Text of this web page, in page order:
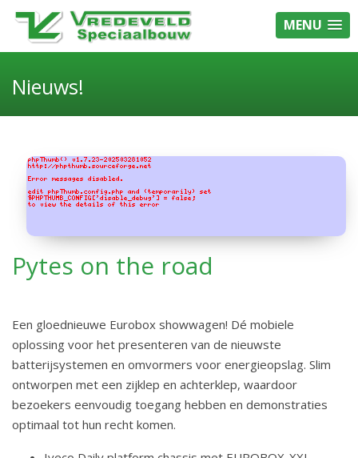
MENU
Nieuws!
Pytes on the road
Een gloednieuwe Eurobox showwagen! Dé mobiele
oplossing voor het presenteren van de nieuwste
batterijsystemen en omvormers voor energieopslag. Slim
ontworpen met een zijklep en achterklep, waardoor
bezoekers eenvoudig toegang hebben en demonstraties
optimaal tot hun recht komen.